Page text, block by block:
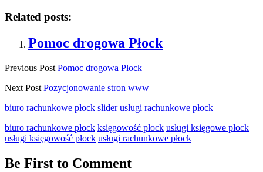
Related posts:
Pomoc drogowa Płock
Previous Post Pomoc drogowa Płock
Next Post Pozycjonowanie stron www
biuro rachunkowe płock slider usługi rachunkowe płock
biuro rachunkowe płock księgowość płock usługi księgowe płock
usługi księgowość płock usługi rachunkowe płock
Be First to Comment